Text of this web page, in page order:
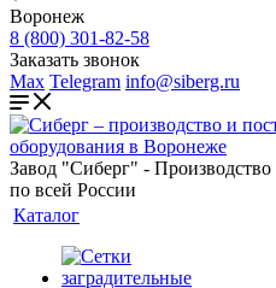
Воронеж
8 (800) 301-82-58
Заказать звонок
Max Telegram info@siberg.ru
Завод "Сиберг" - Производство
по всей России
Каталог